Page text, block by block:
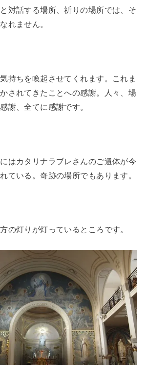
対話する場所、祈りの場所では、そ
れません。
持ちを喚起させてくれます。これま
されてきたことへの感謝。人々、場
謝、全てに感謝です。
はカタリナラブレさんのご遺体が今
ている。奇跡の場所でもあります。
の灯りが灯っているところです。